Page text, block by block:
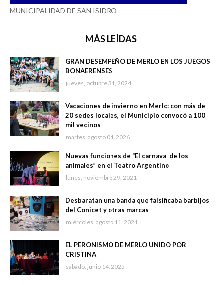
MUNICIPALIDAD DE SAN ISIDRO
MÁS LEÍDAS
GRAN DESEMPEÑO DE MERLO EN LOS JUEGOS
BONAERENSES
jueves, octubre 31, 2024
Vacaciones de invierno en Merlo: con más de
20 sedes locales, el Municipio convocó a 100
mil vecinos
martes, agosto 04, 2026
Nuevas funciones de “El carnaval de los
animales” en el Teatro Argentino
lunes, noviembre 29, 2021
Desbaratan una banda que falsificaba barbijos
del Conicet y otras marcas
miércoles, agosto 11, 2021
EL PERONISMO DE MERLO UNIDO POR
CRISTINA
sábado, junio 14, 2025